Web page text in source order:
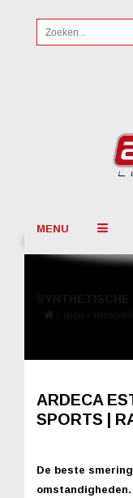
MENU
ARDECA
SPORTS |
De beste
omstandigheden.